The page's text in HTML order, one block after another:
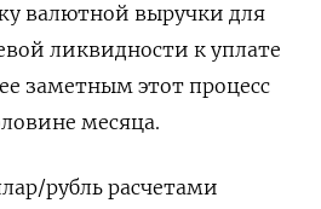
валютной выручки для
ликвидности к уплате
заметным этот процесс
месяца.
рубль расчетами